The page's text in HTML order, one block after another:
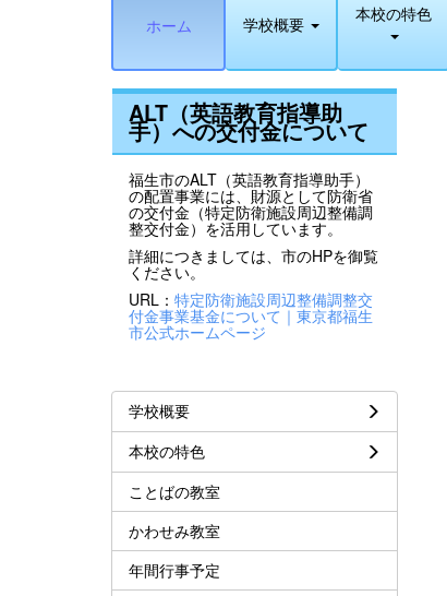
ホーム 学校概要 本校の特色
ALT（英語教育指導助
手）への交付金について
福生市のALT（英語教育指導助手）
の配置事業には、財源として防衛省
の交付金（特定防衛施設周辺整備調
整交付金）を活用しています。
詳細につきましては、市のHPを御覧
ください。
URL： 特定防衛施設周辺整備調整交
付金事業基金について｜東京都福生
市公式ホームページ
学校概要
本校の特色
ことばの教室
かわせみ教室
年間行事予定